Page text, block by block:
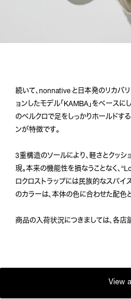
続いて、nonnative と日本発のリカバ
ョンしたモデル「KAMBA」をベースに
のベルクロで足をしっかりホールドす
ンが特徴です。
3重構造のソールにより、軽さとクッ
現。本来の機能性を損なうことなく、
ロクロストラップには民族的なスパイ
のカラーは、本体の色に合わせた配色
商品の入荷状況につきましては、各店
View